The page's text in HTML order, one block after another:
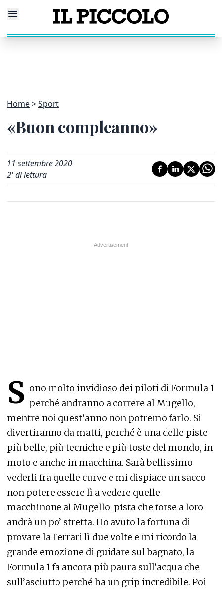
Home Sport
«Buon compleanno»
11 settembre 2020
2' di lettura
S ono molto invidioso dei piloti di Formula 1
perché andranno a correre al Mugello,
mentre noi quest’anno non potremo farlo. Si
divertiranno da matti, perché è una delle piste
più belle, più tecniche e più toste del mondo, in
moto e anche in macchina. Sarà bellissimo
vederli fra quelle curve e mi dispiace un sacco
non potere essere lì a vedere quelle
macchinone al Mugello, pista che forse a loro
andrà un po’ stretta. Ho avuto la fortuna di
provare la Ferrari lì due volte e mi ricordo la
grande emozione di guidare sul bagnato, la
Formula 1 fa ancora più paura sull’acqua che
sull’asciutto perché ha un grip incredibile. Poi